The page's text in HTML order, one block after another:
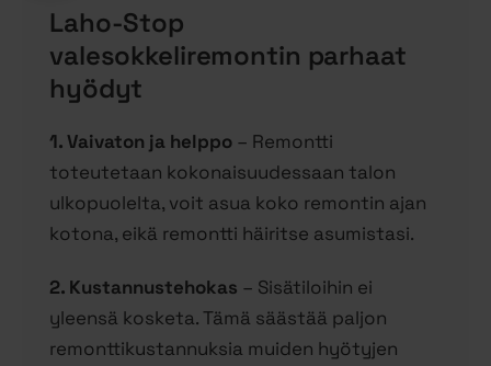
Laho-Stop
valesokkeliremontin parhaat
hyödyt
1. Vaivaton ja helppo – Remontti
toteutetaan kokonaisuudessaan talon
ulkopuolelta, voit asua koko remontin ajan
kotona, eikä remontti häiritse asumistasi.
2. Kustannustehokas – Sisätiloihin ei
yleensä kosketa. Tämä säästää paljon
remonttikustannuksia muiden hyötyjen